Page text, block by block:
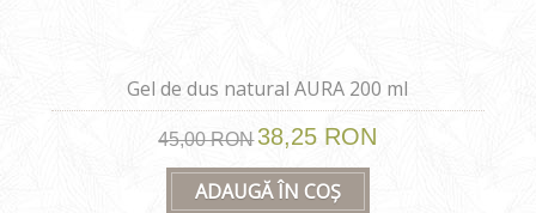
ADAUGĂ ÎN COȘ
Gel de dus natural AURA 200 ml
45,00 RON 38,25 RON